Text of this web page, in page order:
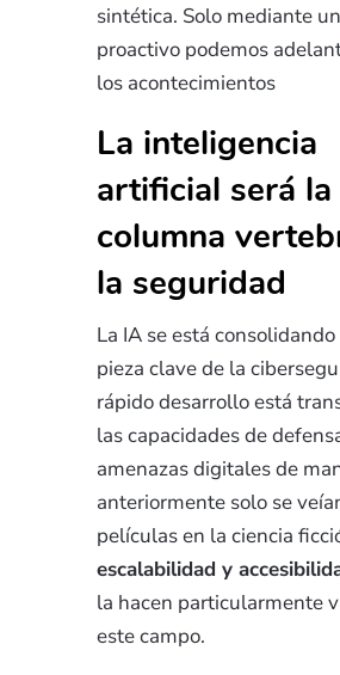
sintética. Solo mediante
proactivo podemos
los acontecimientos
La inteligencia
artificial será la
columna
la seguridad
La IA se está
pieza clave de la
rápido desarrollo está
las capacidades de
amenazas digitales de
anteriormente solo se
películas en la ciencia
escalabilidad y
la hacen particularmente
este campo.